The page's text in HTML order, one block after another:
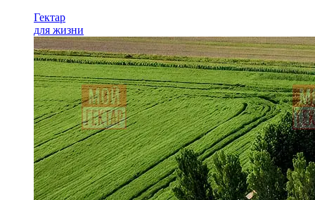
Гектар
для жизни